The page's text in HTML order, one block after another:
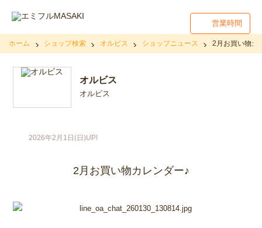
営業時間
ホーム ショップ検索 オルビス ショップニュース 2月お買い物カ
オルビス
オルビス
2026年2月1日(日)UP!
2月お買い物カレンダー♪